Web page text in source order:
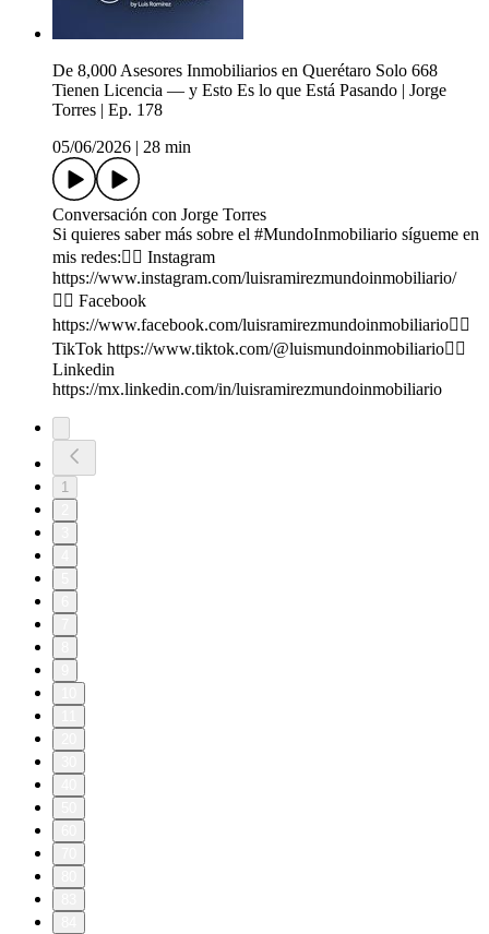
De 8,000 Asesores Inmobiliarios en Querétaro Solo 668
Tienen Licencia — y Esto Es lo que Está Pasando | Jorge
Torres | Ep. 178
05/06/2026
28 min
Conversación con Jorge Torres
Si quieres saber más sobre el #MundoInmobiliario sígueme en
mis redes:👉🏼 Instagram
https://www.instagram.com/luisramirezmundoinmobiliario/
👉🏼 Facebook
https://www.facebook.com/luisramirezmundoinmobiliario👉🏼
TikTok https://www.tiktok.com/@luismundoinmobiliario👉🏼
Linkedin
https://mx.linkedin.com/in/luisramirezmundoinmobiliario
1